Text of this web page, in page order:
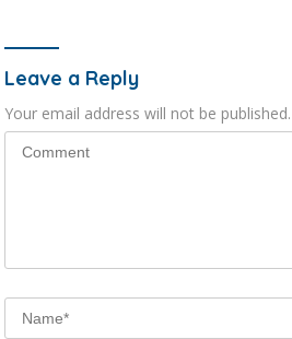
Leave a Reply
Your email address will not be published.